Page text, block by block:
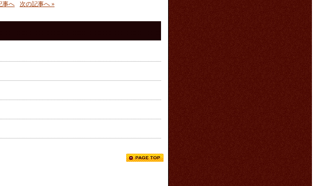
事へ 次の記事へ »